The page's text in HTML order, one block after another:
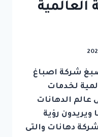
العالمية
شركة اصباغ
العالمية لخدمات
عالم الدهانات
ويريدون رؤية
دهانات والتى